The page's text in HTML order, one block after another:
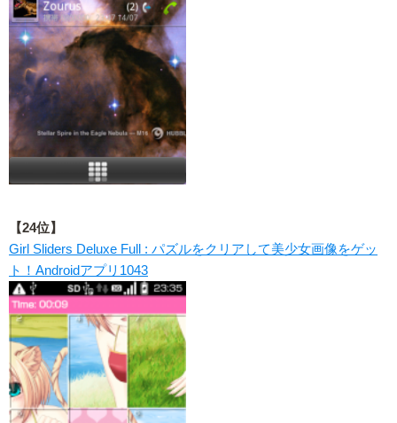
【24位】
Girl Sliders Deluxe Full : パズルをクリアして美少女画像をゲッ
ト！Androidアプリ1043